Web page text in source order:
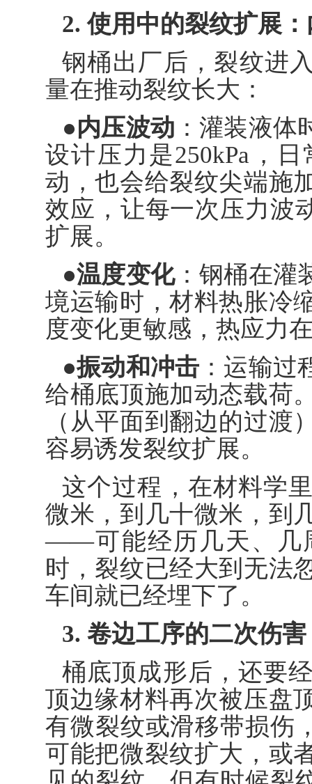
2. 使用中的裂纹扩展
钢桶出厂后，裂纹进
量在推动裂纹长大：
●内压波动 ：灌装液
设计压力是250kPa，
动，也会给裂纹尖端施
效应，让每一次压力波
扩展。
●温度变化：钢桶在灌
境运输时，材料热胀冷
度变化更敏感，热应力
●振动和冲击 ：运输
给桶底顶施加动态载荷
（从平面到翻边的过
容易诱发裂纹扩展。
这个过程，在材料学
微米，到几十微米，到
——可能经历几天、几
时，裂纹已经大到无法
车间就已经埋下了。
3. 卷边工序的二次伤
桶底顶成形后，还要
顶边缘材料再次被压盘
有微裂纹或滑移带损伤
可能把微裂纹扩大，或